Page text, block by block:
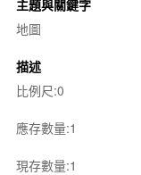
主題與關鍵字
地圖
描述
比例尺:0
應存數量:1
現存數量:1